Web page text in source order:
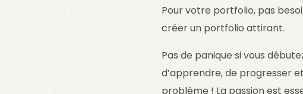
Pour votre portfolio, pas
créer un portfolio attirant.
Pas de panique si vous
d’apprendre, de progresser
problème ! La passion est